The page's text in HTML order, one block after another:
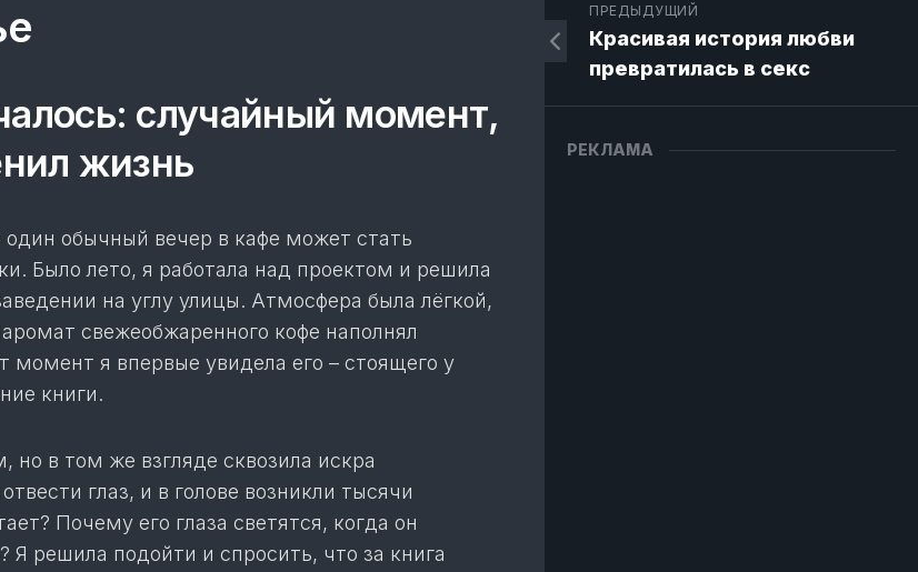
случайный момент,
жизнь
обычный вечер в кафе может стать
Было лето, я работала над проектом и решила
на углу улицы. Атмосфера была лёгкой,
свежеобжаренного кофе наполнял
я впервые увидела его – стоящего у
книги.
в том же взгляде сквозила искра
глаз, и в голове возникли тысячи
Почему его глаза светятся, когда он
Я решила подойти и спросить, что за книга
ПРЕДЫДУЩИЙ
Красивая история любви
превратилась в секс
РЕКЛАМА